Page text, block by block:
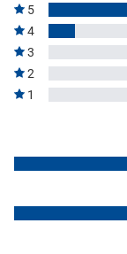
5
4
3
2
1